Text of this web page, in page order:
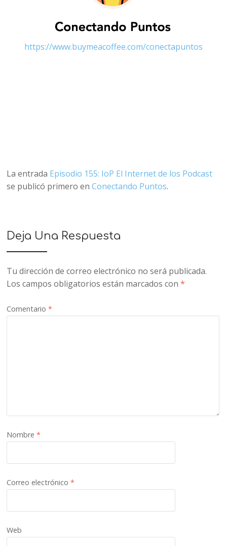
https://www.buymeacoffee.com/conectapuntos
La entrada Episodio 155: IoP El Internet de los Podcast
se publicó primero enConectando Puntos.
Deja Una Respuesta
Tu dirección de correo electrónico no será publicada.
Los campos obligatorios están marcados con*
Comentario*
Nombre*
Correo electrónico*
Web